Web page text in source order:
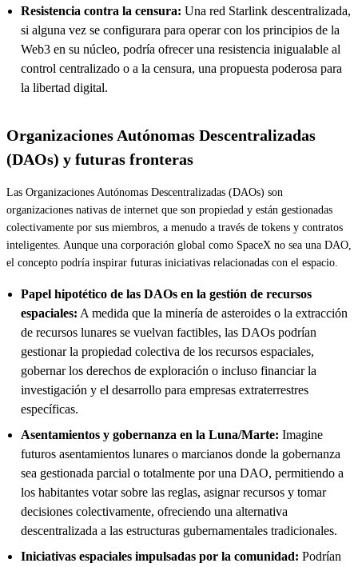
Resistencia contra la censura: Una red Starlink descentralizada,
si alguna vez se configurara para operar con los principios de la
Web3 en su núcleo, podría ofrecer una resistencia inigualable al
control centralizado o a la censura, una propuesta poderosa para
la libertad digital.
Organizaciones Autónomas Descentralizadas
(DAOs) y futuras fronteras
Las Organizaciones Autónomas Descentralizadas (DAOs) son
organizaciones nativas de internet que son propiedad y están gestionadas
colectivamente por sus miembros, a menudo a través de tokens y contratos
inteligentes. Aunque una corporación global como SpaceX no sea una DAO,
el concepto podría inspirar futuras iniciativas relacionadas con el espacio.
Papel hipotético de las DAOs en la gestión de recursos
espaciales: A medida que la minería de asteroides o la extracción
de recursos lunares se vuelvan factibles, las DAOs podrían
gestionar la propiedad colectiva de los recursos espaciales,
gobernar los derechos de exploración o incluso financiar la
investigación y el desarrollo para empresas extraterrestres
específicas.
Asentamientos y gobernanza en la Luna/Marte: Imagine
futuros asentamientos lunares o marcianos donde la gobernanza
sea gestionada parcial o totalmente por una DAO, permitiendo a
los habitantes votar sobre las reglas, asignar recursos y tomar
decisiones colectivamente, ofreciendo una alternativa
descentralizada a las estructuras gubernamentales tradicionales.
Iniciativas espaciales impulsadas por la comunidad: Podrían